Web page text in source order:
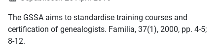
The GSSA aims to standardise training courses and
certification of genealogists. Familia, 37(1), 2000, pp. 4-5;
8-12.